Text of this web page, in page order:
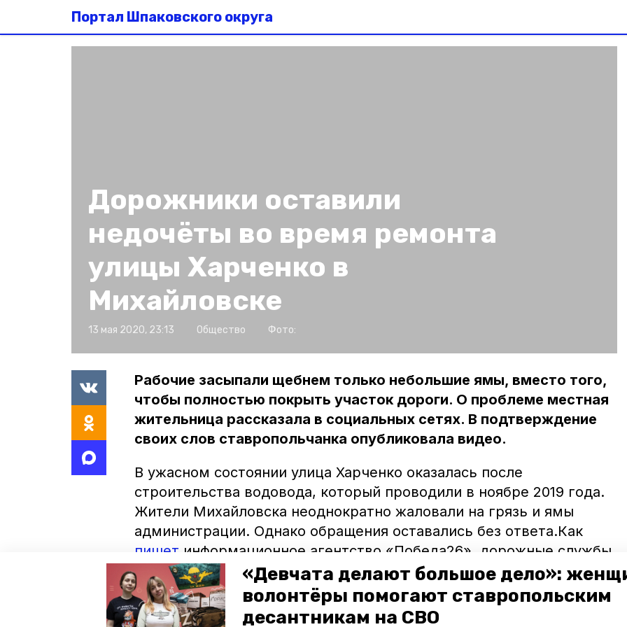
«Девчата делают большое дело»:
волонтёры помогают ставропольским
десантникам на СВО
Портал Шпаковского округа
Дорожники оставили
недочёты во время ремонта
улицы Харченко в
Михайловске
13 мая 2020, 23:13 Общество Фото:
Рабочие засыпали щебнем только небольшие ямы, вместо того,
чтобы полностью покрыть участок дороги. О проблеме местная
жительница рассказала в социальных сетях. В подтверждение
своих слов ставропольчанка опубликовала видео.
В ужасном состоянии улица Харченко оказалась после
строительства водовода, который проводили в ноябре 2019 года.
Жители Михайловска неоднократно жаловали на грязь и ямы
администрации. Однако обращения оставались без ответа.Как
пишет информационное агентство «Победа26», дорожные службы
стали приводить участок в порядок 13 мая. При этом рабочие
засыпали только ямы, а половину дороги оставили нетронутой.